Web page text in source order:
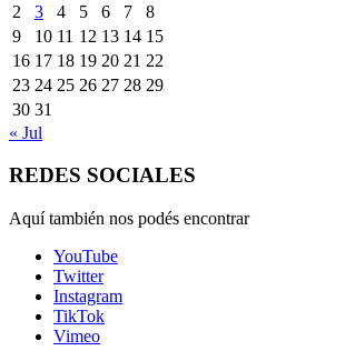
2
3 4 5 6 7
8
9
10 11 12 13 14 15
16 17 18 19 20 21 22
23 24 25 26 27 28 29
30 31
« Jul
REDES SOCIALES
Aquí también nos podés encontrar
YouTube
Twitter
Instagram
TikTok
Vimeo